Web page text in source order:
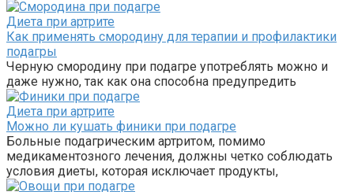
Диета при артрите
Как применять смородину для терапии и профилактики
подагры
Черную смородину при подагре употреблять можно и
даже нужно, так как она способна предупредить
Диета при артрите
Можно ли кушать финики при подагре
Больные подагрическим артритом, помимо
медикаментозного лечения, должны четко соблюдать
условия диеты, которая исключает продукты,